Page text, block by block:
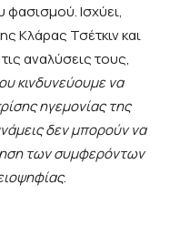
φασισμού. Ισχύει,
Κλάρας Τσέτκιν και
αναλύσεις τους,
κινδυνεύουμε να
ηγεμονίας της
δεν μπορούν να
των συμφερόντων
.